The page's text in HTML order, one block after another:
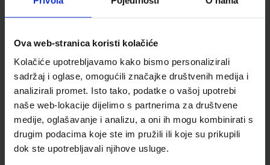
Ova web-stranica koristi kolačiće
Kolačiće upotrebljavamo kako bismo personalizirali
sadržaj i oglase, omogućili značajke društvenih medija i
analizirali promet. Isto tako, podatke o vašoj upotrebi
naše web-lokacije dijelimo s partnerima za društvene
medije, oglašavanje i analizu, a oni ih mogu kombinirati s
drugim podacima koje ste im pružili ili koje su prikupili
dok ste upotrebljavali njihove usluge.
Omot PVC za školske
udžbenike; dimenzije
401x267; tip 156